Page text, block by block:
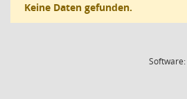
Keine Daten gefunden.
Software: